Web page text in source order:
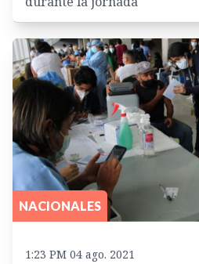
NACIONALES
1:23 PM 04 ago. 2021